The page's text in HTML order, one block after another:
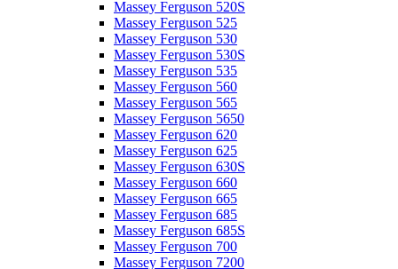
Massey Ferguson 520S
Massey Ferguson 525
Massey Ferguson 530
Massey Ferguson 530S
Massey Ferguson 535
Massey Ferguson 560
Massey Ferguson 565
Massey Ferguson 5650
Massey Ferguson 620
Massey Ferguson 625
Massey Ferguson 630S
Massey Ferguson 660
Massey Ferguson 665
Massey Ferguson 685
Massey Ferguson 685S
Massey Ferguson 700
Massey Ferguson 7200